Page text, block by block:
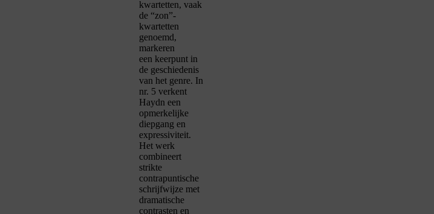
kwartetten, vaak
de “zon”-
kwartetten
genoemd,
markeren
een keerpunt in
de geschiedenis
van het genre. In
nr. 5 verkent
Haydn een
opmerkelijke
diepgang en
expressiviteit.
Het werk
combineert
strikte
contrapuntische
schrijfwijze met
dramatische
contrasten en